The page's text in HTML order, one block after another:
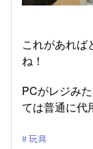
これがあれば
ね！
PCがレジみ
ては普通に代
玩具